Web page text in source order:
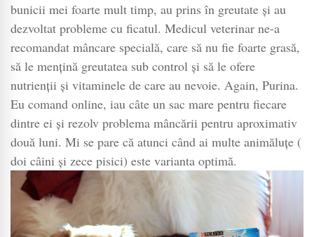
bunicii mei foarte mult timp, au prins în greutate și au
dezvoltat probleme cu ficatul. Medicul veterinar ne-a
recomandat mâncare specială, care să nu fie foarte grasă,
să le mențină greutatea sub control și să le ofere
nutrienții și vitaminele de care au nevoie. Again, Purina.
Eu comand online, iau câte un sac mare pentru fiecare
dintre ei și rezolv problema mâncării pentru aproximativ
două luni. Mi se pare că atunci când ai multe animăluțe (
doi câini și zece pisici) este varianta optimă.